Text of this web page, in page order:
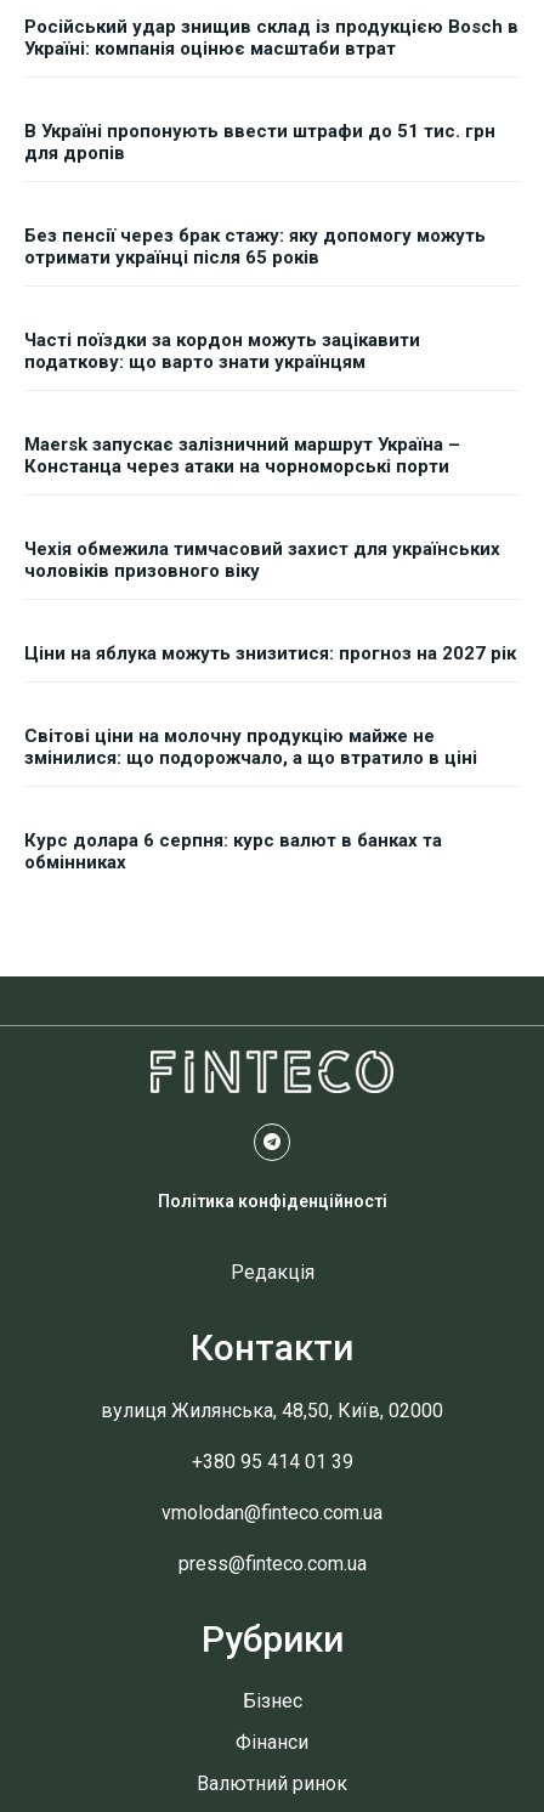
Російський удар знищив склад із продукцією Bosch в
Україні: компанія оцінює масштаби втрат
В Україні пропонують ввести штрафи до 51 тис. грн
для дропів
Без пенсії через брак стажу: яку допомогу можуть
отримати українці після 65 років
Часті поїздки за кордон можуть зацікавити
податкову: що варто знати українцям
Maersk запускає залізничний маршрут Україна –
Констанца через атаки на чорноморські порти
Чехія обмежила тимчасовий захист для українських
чоловіків призовного віку
Ціни на яблука можуть знизитися: прогноз на 2027 рік
Світові ціни на молочну продукцію майже не
змінилися: що подорожчало, а що втратило в ціні
Курс долара 6 серпня: курс валют в банках та
обмінниках
Політика конфіденційності
Редакція
Контакти
вулиця Жилянська, 48,50, Київ, 02000
+380 95 414 01 39
vmolodan@finteco.com.ua
press@finteco.com.ua
Рубрики
Бізнес
Фінанси
Валютний ринок